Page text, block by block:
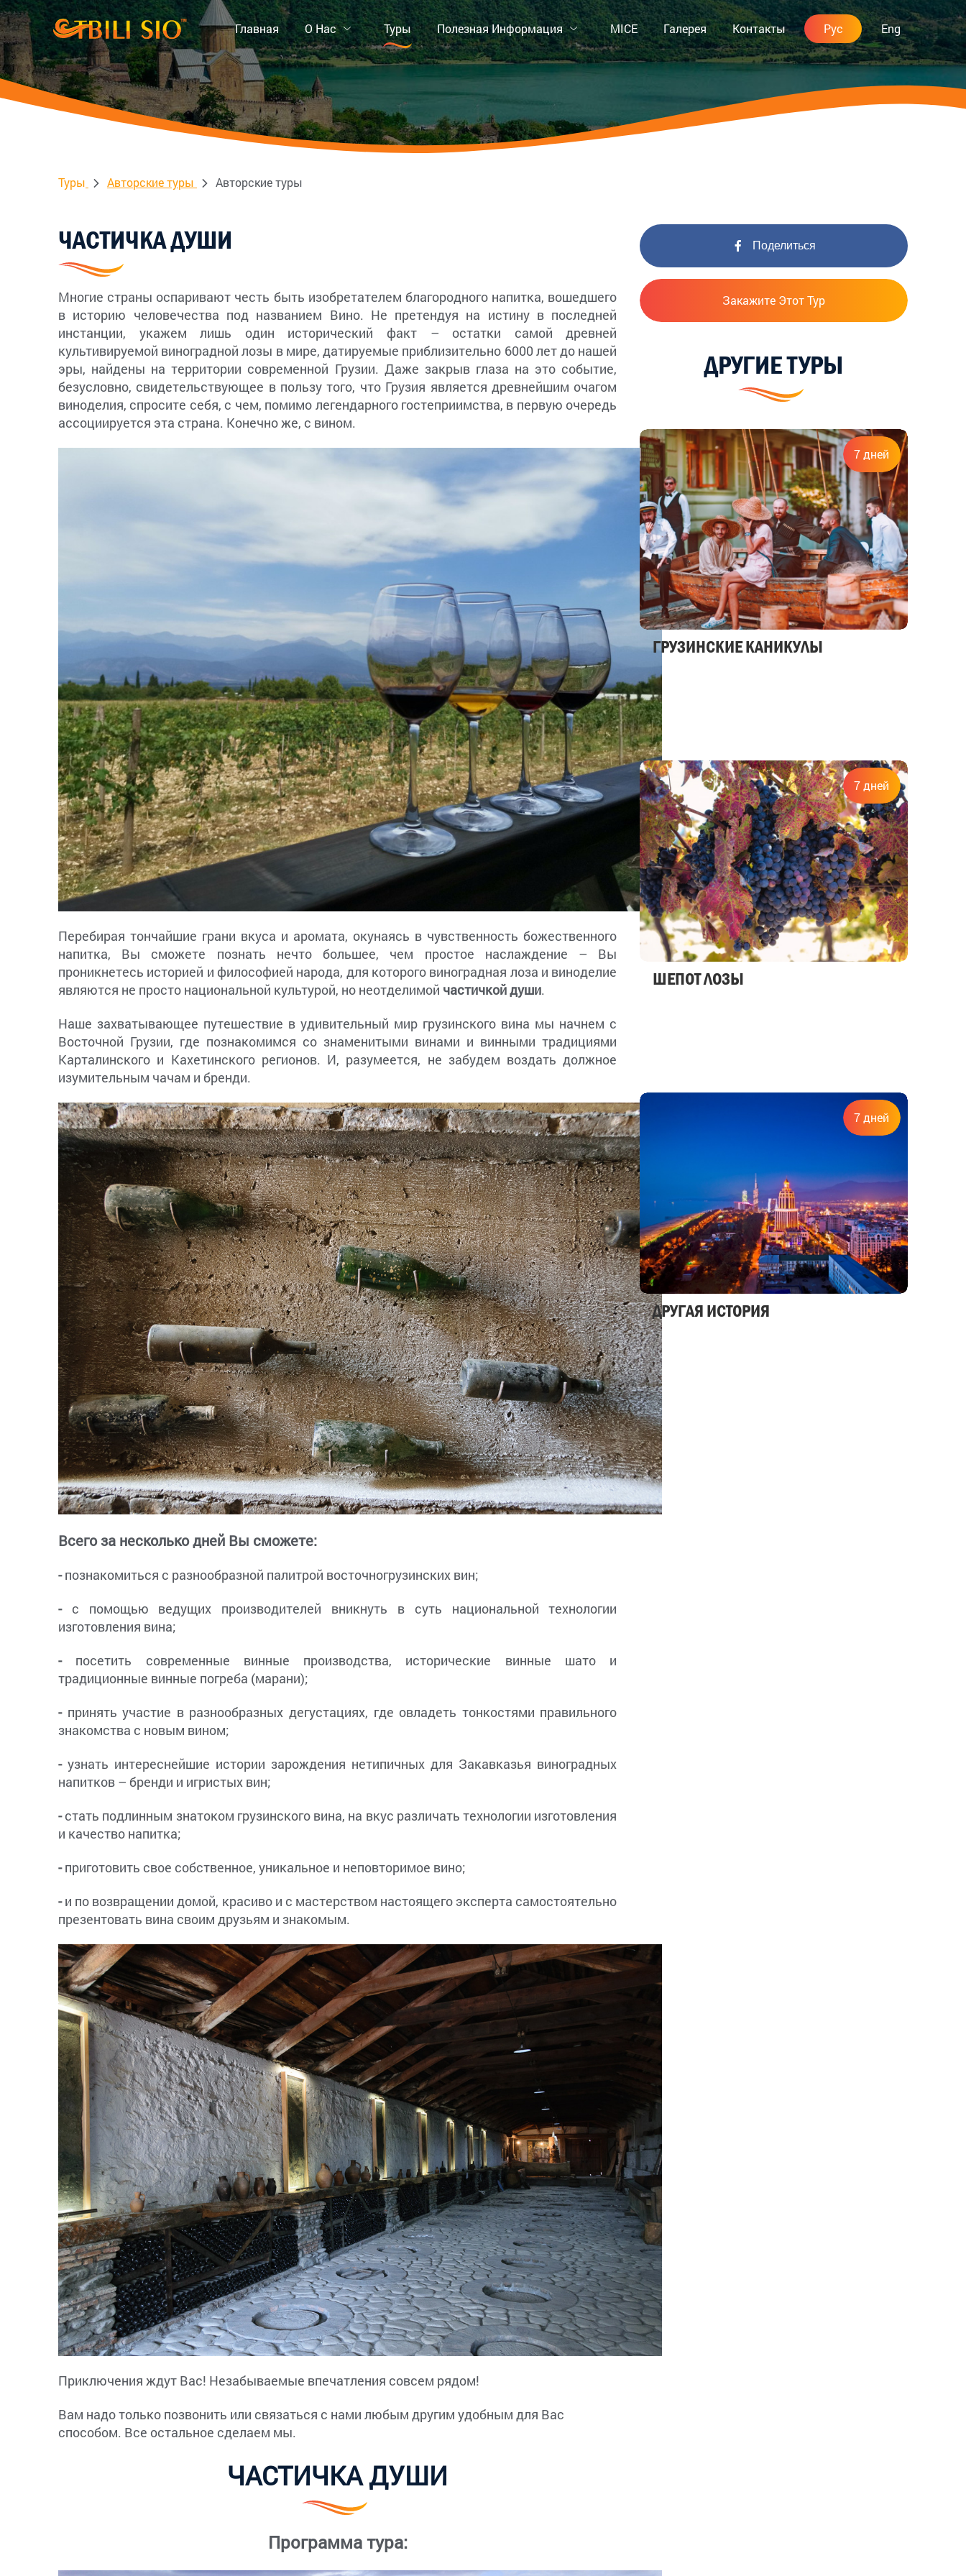
Главная О Нас Туры Полезная Информация MICE Галерея Контакты Рус Eng
Туры Авторские туры Авторские туры
ЧАСТИЧКА ДУШИ
Многие страны оспаривают честь быть изобретателем благородного напитка, вошедшего
в историю человечества под названием Вино. Не претендуя на истину в последней
инстанции, укажем лишь один исторический факт – остатки самой древней
культивируемой виноградной лозы в мире, датируемые приблизительно 6000 лет до нашей
эры, найдены на территории современной Грузии. Даже закрыв глаза на это событие,
безусловно, свидетельствующее в пользу того, что Грузия является древнейшим очагом
виноделия, спросите себя, с чем, помимо легендарного гостеприимства, в первую очередь
ассоциируется эта страна. Конечно же, с вином.
Перебирая тончайшие грани вкуса и аромата, окунаясь в чувственность божественного
напитка, Вы сможете познать нечто большее, чем простое наслаждение – Вы
проникнетесь историей и философией народа, для которого виноградная лоза и виноделие
являются не просто национальной культурой, но неотделимой частичкой души.
Наше захватывающее путешествие в удивительный мир грузинского вина мы начнем с
Восточной Грузии, где познакомимся со знаменитыми винами и винными традициями
Карталинского и Кахетинского регионов. И, разумеется, не забудем воздать должное
изумительным чачам и бренди.
Всего за несколько дней Вы сможете:
-познакомиться с разнообразной палитрой восточногрузинских вин;
- с помощью ведущих производителей вникнуть в суть национальной технологии
изготовления вина;
-посетить современные винные производства, исторические винные шато и
традиционные винные погреба (марани);
- принять участие в разнообразных дегустациях, где овладеть тонкостями правильного
знакомства с новым вином;
-узнать интереснейшие истории зарождения нетипичных для Закавказья виноградных
напитков – бренди и игристых вин;
-стать подлинным знатоком грузинского вина, на вкус различать технологии изготовления
и качество напитка;
-приготовить свое собственное, уникальное и неповторимое вино;
-и по возвращении домой, красиво и с мастерством настоящего эксперта самостоятельно
презентовать вина своим друзьям и знакомым.
Приключения ждут Вас! Незабываемые впечатления совсем рядом!
Вам надо только позвонить или связаться с нами любым другим удобным для Вас
способом. Все остальное сделаем мы.
ЧАСТИЧКА ДУШИ
Программа тура:
Поделиться
Закажите Этот Тур
ДРУГИЕ ТУРЫ
ГРУЗИНСКИЕ КАНИКУЛЫ
7 дней
ШЕПОТ ЛОЗЫ
7 дней
ДРУГАЯ ИСТОРИЯ
7 дней